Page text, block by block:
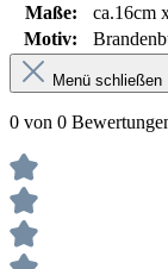
Maße:
ca.16cm
Motiv:
Menü schließen
0 von 0